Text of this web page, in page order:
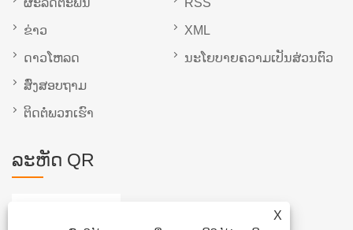
X
ຜະລິດຕະພັນ
ຂ່າວ
ດາວໂຫລດ
ສົ່ງສອບຖາມ
ຕິດ​ຕໍ່​ພວກ​ເຮົາ
RSS
XML
ນະໂຍບາຍຄວາມເປັນສ່ວນຕົວ
ລະຫັດ QR